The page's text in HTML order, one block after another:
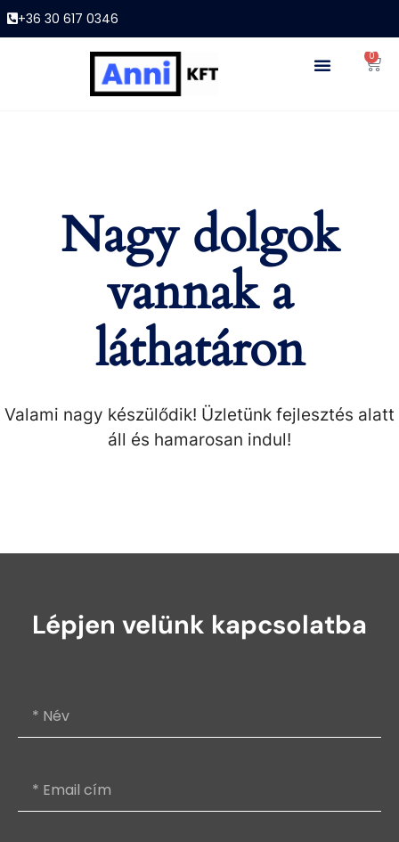
+36 30 617 0346
0
Nagy dolgok
vannak a
láthatáron
Valami nagy készülődik! Üzletünk fejlesztés alatt
áll és hamarosan indul!
Lépjen velünk kapcsolatba